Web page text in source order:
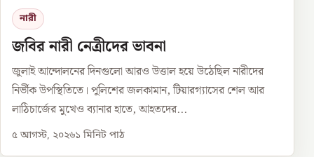
নারী
জবির নারী নেত্রীদের ভাবনা
জুলাই আন্দোলনের দিনগুলো আরও উত্তাল হয়ে উঠেছিল নারীদের
নির্ভীক উপস্থিতিতে। পুলিশের জলকামান, টিয়ারগ্যাসের শেল আর
লাঠিচার্জের মুখেও ব্যানার হাতে, আহতদের...
৫ আগস্ট, ২০২৬১ মিনিট পাঠ